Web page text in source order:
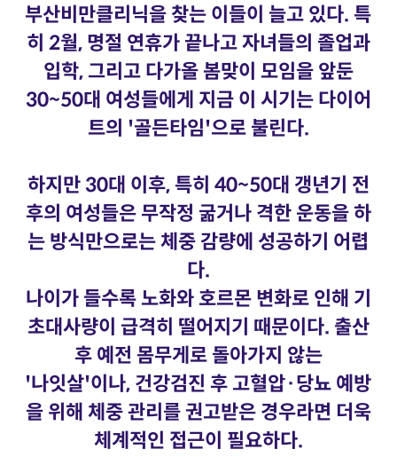
부산비만클리닉을 찾는 이들이 늘고 있다. 특
히 2월, 명절 연휴가 끝나고 자녀들의 졸업과
입학, 그리고 다가올 봄맞이 모임을 앞둔
30~50대 여성들에게 지금 이 시기는 다이어
트의 '골든타임'으로 불린다.
하지만 30대 이후, 특히 40~50대 갱년기 전
후의 여성들은 무작정 굶거나 격한 운동을 하
는 방식만으로는 체중 감량에 성공하기 어렵
다.
나이가 들수록 노화와 호르몬 변화로 인해 기
초대사량이 급격히 떨어지기 때문이다. 출산
후 예전 몸무게로 돌아가지 않는
'나잇살'이나, 건강검진 후 고혈압·당뇨 예방
을 위해 체중 관리를 권고받은 경우라면 더욱
체계적인 접근이 필요하다.